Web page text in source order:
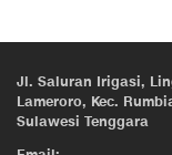
Jl. Saluran Irigasi,
Lameroro, Kec.
Sulawesi Tenggara